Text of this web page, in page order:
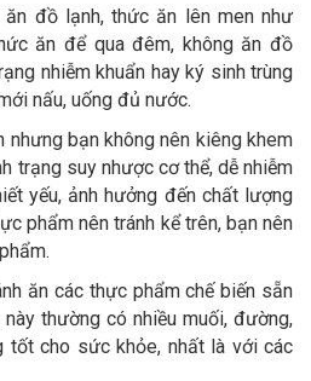
ăn đồ lạnh, thức ăn lên men như
ăn để qua đêm, không ăn đồ
nhiễm khuẩn hay ký sinh trùng
nấu, uống đủ nước.
nhưng bạn không nên kiêng khem
trạng suy nhược cơ thể, dễ nhiễm
yếu, ảnh hưởng đến chất lượng
phẩm nên tránh kể trên, bạn nên
ăn các thực phẩm chế biến sẵn
thường có nhiều muối, đường,
tốt cho sức khỏe, nhất là với các